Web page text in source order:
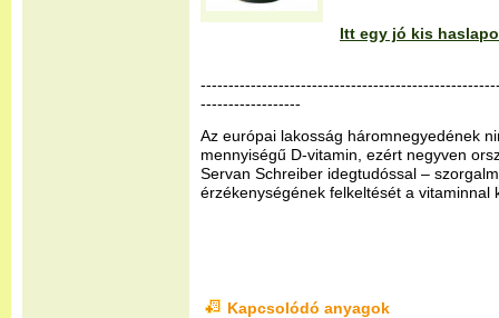
Itt egy jó kis
------------------
Az európai lakosság háromnegyedének
mennyiségű D-vitamin, ezért negyven
Servan Schreiber idegtudóssal –
érzékenységének felkeltését a vitaminnal
Kapcsolódó anyagok